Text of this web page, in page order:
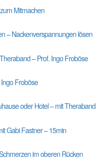
Mitmachen
– Nackenverspannungen lösen
– Prof. Ingo Froböse
Froböse
oder Hotel – mit Theraband
Gabi Fastner – 15min
im oberen Rücken